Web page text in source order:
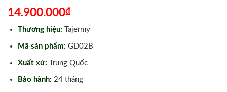
14.900.000₫
Thương hiệu: Tajermy
Mã sản phẩm: GD02B
Xuất xứ: Trung Quốc
Bảo hành: 24 tháng